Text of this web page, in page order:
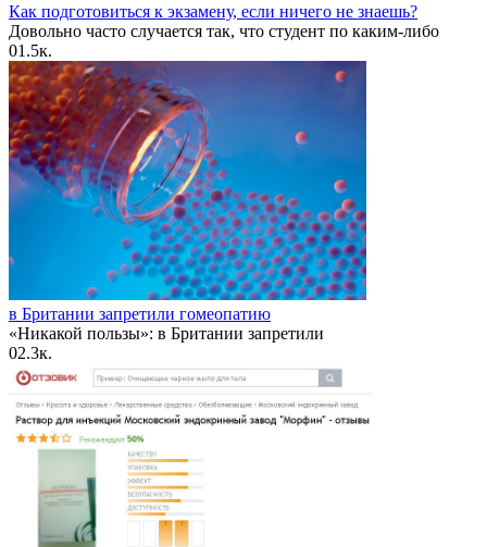
Как подготовиться к экзамену, если ничего не знаешь?
Довольно часто случается так, что студент по каким-либо
01.5к.
в Британии запретили гомеопатию
«Никакой пользы»: в Британии запретили
02.3к.